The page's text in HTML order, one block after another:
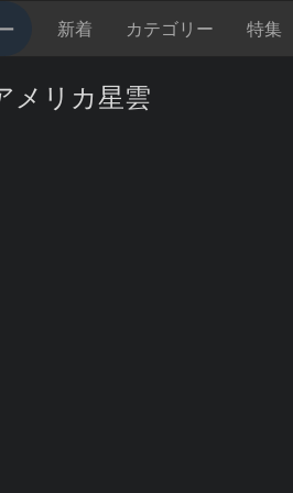
新着 カテゴリー 特集
メリカ星雲